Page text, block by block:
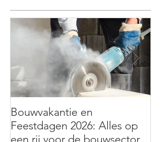
Bouwvakantie en
Feestdagen 2026: Alles op